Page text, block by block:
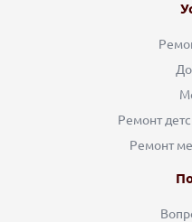
Ремонт
Ремонт